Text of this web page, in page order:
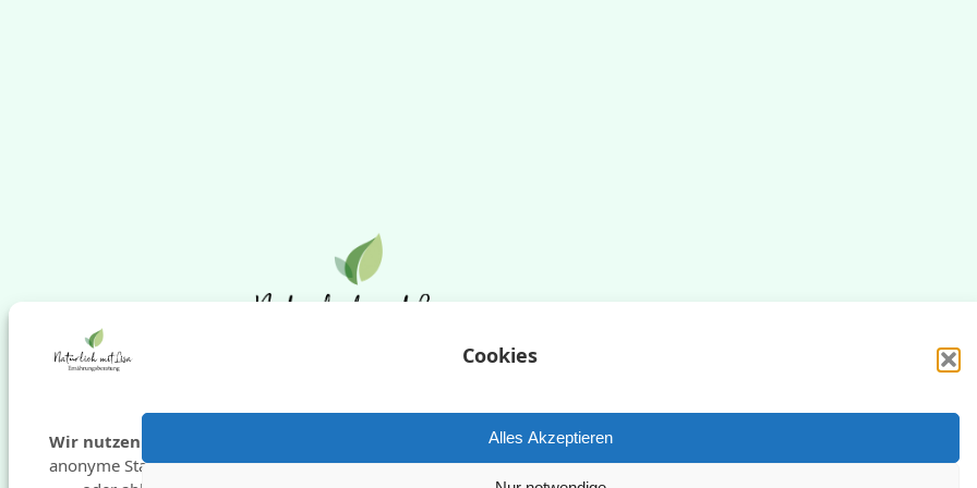
Cookies
Wir nutzen Cookies
anonyme Statistik. Du kannst zustimmen
Alles Akzeptieren
ImpressumDatenschutzerklärung